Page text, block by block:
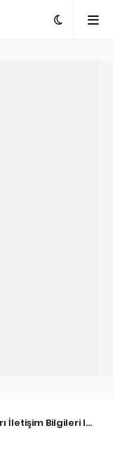
İletişim Bilgileri I